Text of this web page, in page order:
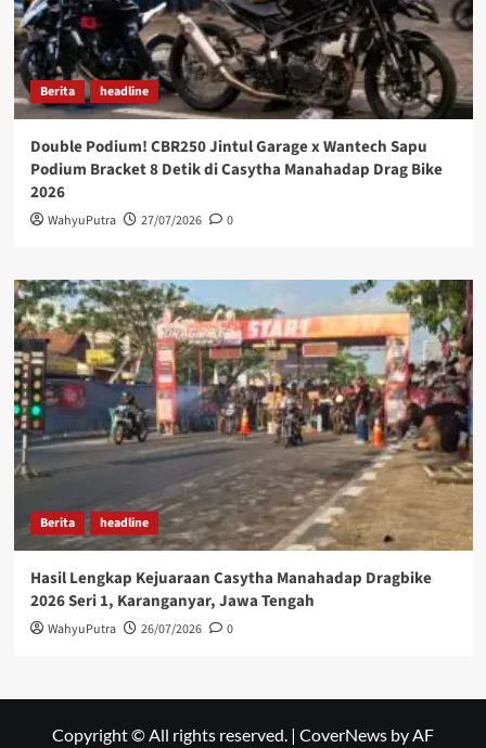
Berita headline
Double Podium! CBR250 Jintul Garage x Wantech Sapu
Podium Bracket 8 Detik di Casytha Manahadap Drag Bike
2026
WahyuPutra 27/07/2026 0
Berita headline
Hasil Lengkap Kejuaraan Casytha Manahadap Dragbike
2026 Seri 1, Karanganyar, Jawa Tengah
WahyuPutra 26/07/2026 0
Copyright © All rights reserved. | CoverNews by AF